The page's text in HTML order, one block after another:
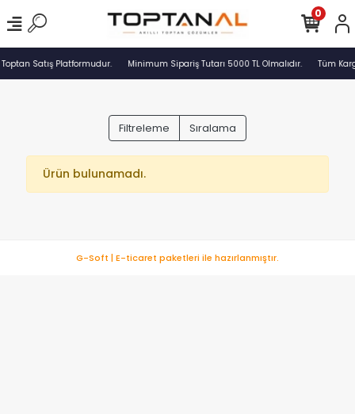
Satış Platformudur. Minimum Sipariş Tutarı 5000 TL Olmalıdır. Tüm
0
Filtreleme Sıralama
Ürün bulunamadı.
G-Soft | E-ticaret paketleri ile hazırlanmıştır.